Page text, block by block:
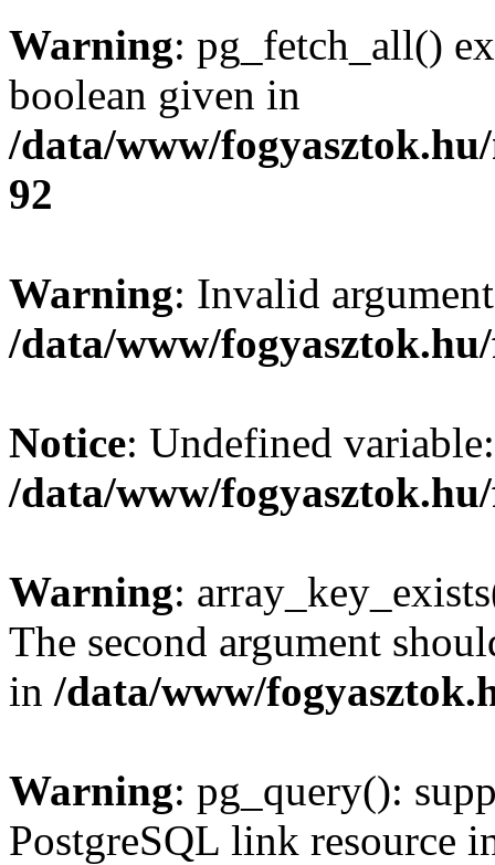
Warning: pg_fetch_all()
boolean given in
/data/www/
92
Warning: Invalid
/data/www/
Notice: Undefined
/data/www/
Warning:
The second argument
in /data/www/
Warning: pg_query():
PostgreSQL link resource